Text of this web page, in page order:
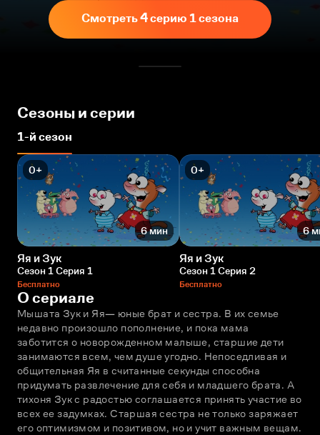
Смотреть 4 серию 1 сезона
Сезоны и серии
1-й сезон
0+
6 мин
Яя и Зук
Сезон 1 Серия 1
Бесплатно
0+
6
Яя и Зук
Сезон 1 Серия 2
Бесплатно
О сериале
Мышата Зук и Яя— юные брат и сестра. В их семье
недавно произошло пополнение, и пока мама
заботится о новорожденном малыше, старшие дети
занимаются всем, чем душе угодно. Непоседливая и
общительная Яя в считанные секунды способна
придумать развлечение для себя и младшего брата. А
тихоня Зук с радостью соглашается принять участие во
всех еe задумках. Старшая сестра не только заряжает
его оптимизмом и позитивом, но и учит важным вещам.